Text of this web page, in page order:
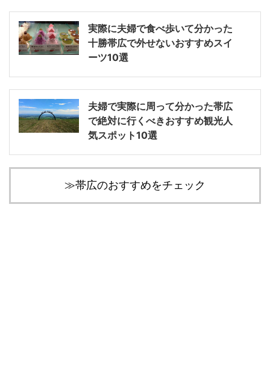
実際に夫婦で食べ歩いて分かった
十勝帯広で外せないおすすめスイ
ーツ10選
夫婦で実際に周って分かった帯広
で絶対に行くべきおすすめ観光人
気スポット10選
≫帯広のおすすめをチェック